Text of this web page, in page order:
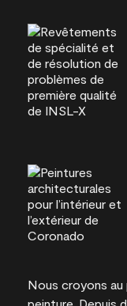
Nous croyons
peinture. Depuis